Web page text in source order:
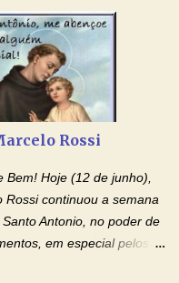
pela cura dos
está doente? Você está
e entre nesta corrente
Ágape de Jesus curar e
Devoção e Fé
Casais que estão
outras pessoas no
a relação do
ou esposa diante de
...
Rossi
Hoje (12 de junho),
continuou a semana
Antonio, no poder de
em especial pelos